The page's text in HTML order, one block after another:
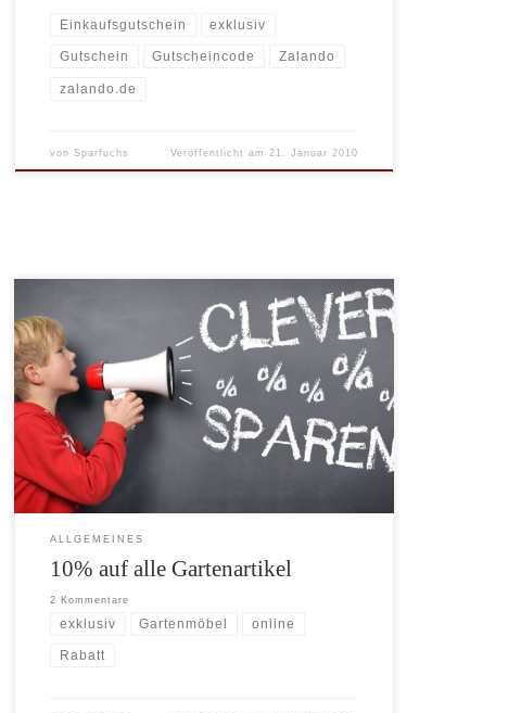
Einkaufsgutschein exklusiv
Gutschein Gutscheincode Zalando
zalando.de
vonSparfuchs Veröffentlicht am 21. Januar 2010
Bei Brigitte Hachenburg gibt es exklusive Wohnideen,
Geschenke und Mode-Tipps. Auf alle Gartenartikel
gibt es jetzt 10% Rabatt ab einem Bestellwert von
mindestens 50 Euro. Der Rabatt ist nur für
Onlinebestellungen gültig. Ein Gutschein braucht nicht
angegeben werden. Der Betrag wird automatisch im
Onlineshop abgezogen. * Um die Inhalte dauerhaft
[…]
ALLGEMEINES
10% auf alle Gartenartikel
2 Kommentare
exklusiv Gartenmöbel online
Rabatt